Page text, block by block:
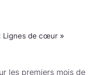
Lignes de cœur »
les premiers mois de